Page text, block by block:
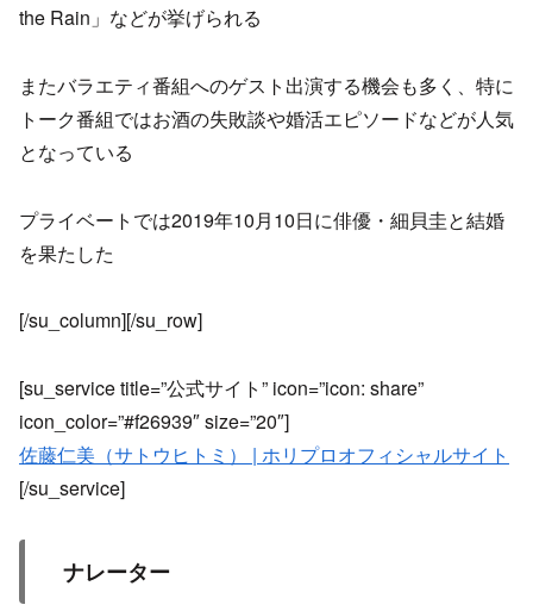
the Rain」などが挙げられる
またバラエティ番組へのゲスト出演する機会も多く、特に
トーク番組ではお酒の失敗談や婚活エピソードなどが人気
となっている
プライベートでは2019年10月10日に俳優・細貝圭と結婚
を果たした
[/su_column][/su_row]
[su_service title=”公式サイト” icon=”icon: share”
icon_color=”#f26939″ size=”20″]
佐藤仁美（サトウヒトミ） | ホリプロオフィシャルサイト
[/su_service]
ナレーター